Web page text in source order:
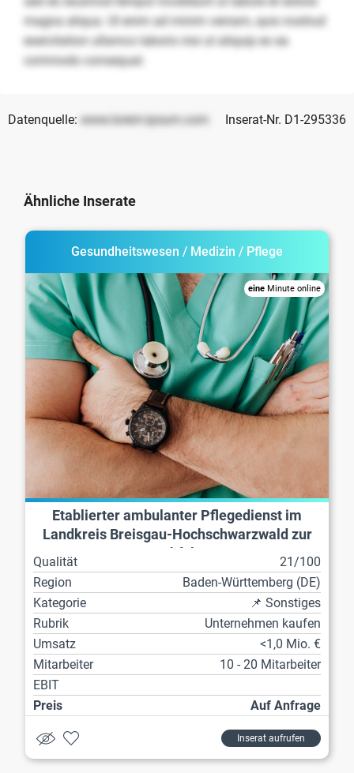
magna aliqua. Ut enim ad minim veniam, quis nostrud
exercitation ullamco laboris nisi ut aliquip ex ea
commodo consequat.
Datenquelle: www.lorem-ipsum.com Inserat-Nr. D1-295336
Ähnliche Inserate
Gesundheitswesen / Medizin / Pflege
eine Minute online
Etablierter ambulanter Pflegedienst im
Landkreis Breisgau-Hochschwarzwald zur
Qualität
21/100
Region
Baden-Württemberg (DE)
Kategorie
📌 Sonstiges
Rubrik
Unternehmen kaufen
Umsatz
<1,0 Mio. €
Mitarbeiter
10 - 20 Mitarbeiter
EBIT
Preis
Auf Anfrage
Inserat aufrufen